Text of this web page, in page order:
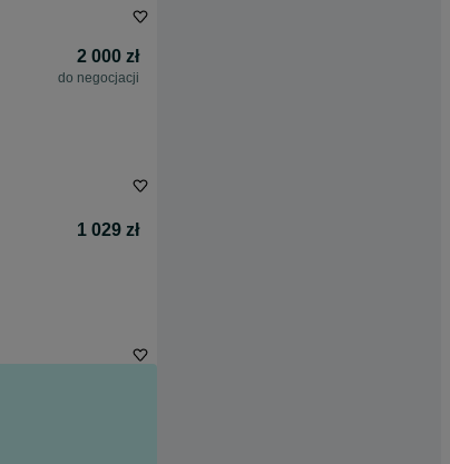
2 000 zł
do negocjacji
1 029 zł